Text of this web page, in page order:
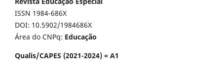
ISSN 1984-686X
DOI: 10.5902/1984686X
Área do CNPq: Educação
Qualis/CAPES (2021-2024) = A1